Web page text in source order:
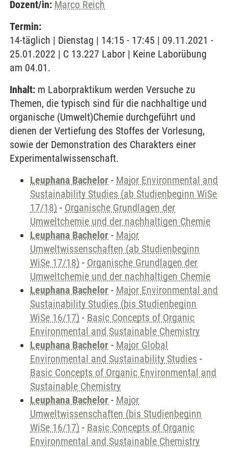
Dozent/in: Marco Reich
Termin:
14-täglich | Dienstag | 14:15 - 17:45 | 09.11.2021 -
25.01.2022 | C 13.227 Labor | Keine Laborübung
am 04.01.
Inhalt: m Laborpraktikum werden Versuche zu
Themen, die typisch sind für die nachhaltige und
organische (Umwelt)Chemie durchgeführt und
dienen der Vertiefung des Stoffes der Vorlesung,
sowie der Demonstration des Charakters einer
Experimentalwissenschaft.
Leuphana Bachelor - Major Environmental and
Sustainability Studies (ab Studienbeginn WiSe
17/18) - Organische Grundlagen der
Umweltchemie und der nachhaltigen Chemie
Leuphana Bachelor - Major
Umweltwissenschaften (ab Studienbeginn
WiSe 17/18) - Organische Grundlagen der
Umweltchemie und der nachhaltigen Chemie
Leuphana Bachelor - Major Environmental and
Sustainability Studies (bis Studienbeginn
WiSe 16/17) - Basic Concepts of Organic
Environmental and Sustainable Chemistry
Leuphana Bachelor - Major Global
Environmental and Sustainability Studies -
Basic Concepts of Organic Environmental and
Sustainable Chemistry
Leuphana Bachelor - Major
Umweltwissenschaften (bis Studienbeginn
WiSe 16/17) - Basic Concepts of Organic
Environmental and Sustainable Chemistry